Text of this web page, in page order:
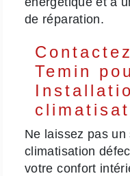
de réparation.
Temin
Ne laissez pas un
climatisation
votre confort